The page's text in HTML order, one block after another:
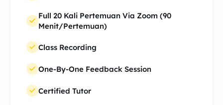
Full 20 Kali Pertemuan Via Zoom (90
Menit/Pertemuan)
Class Recording
One-By-One Feedback Session
Certified Tutor